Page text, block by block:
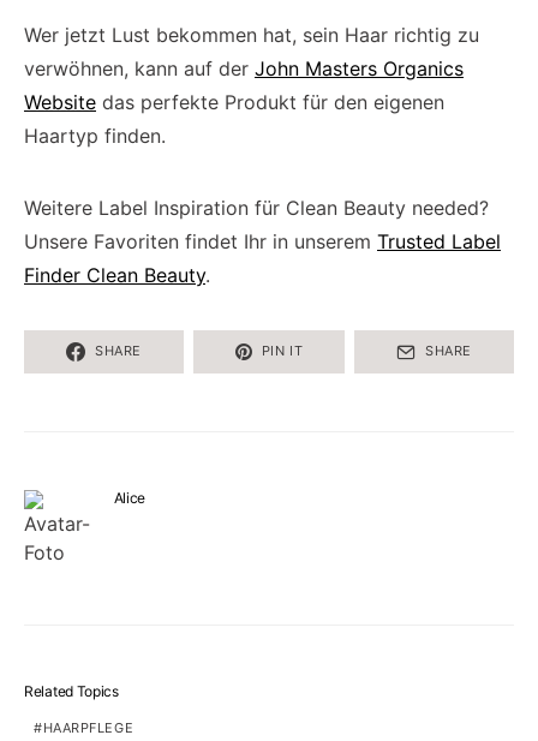
Wer jetzt Lust bekommen hat, sein Haar richtig zu
verwöhnen, kann auf der John Masters Organics
Website das perfekte Produkt für den eigenen
Haartyp finden.
Weitere Label Inspiration für Clean Beauty needed?
Unsere Favoriten findet Ihr in unserem Trusted Label
Finder Clean Beauty.
SHARE PIN IT SHARE
Alice
Related Topics
HAARPFLEGE